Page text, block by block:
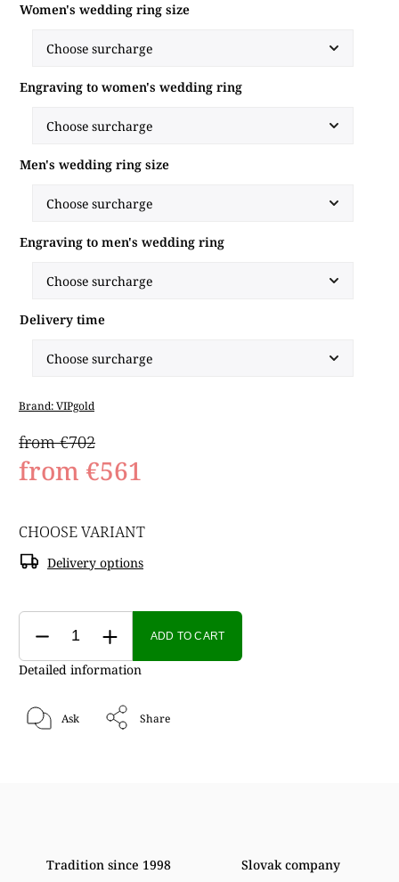
Women's wedding ring size
Engraving to women's wedding ring
Men's wedding ring size
Engraving to men's wedding ring
Delivery time
Brand:VIPgold
from €702
from €561
CHOOSE VARIANT
Delivery options
ADD TO CART
Detailed information
Ask Share
Tradition since 1998 Slovak company